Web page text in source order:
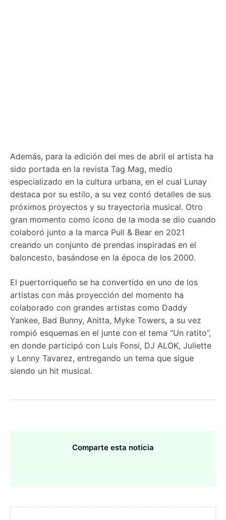
Además, para la edición del mes de abril el artista ha
sido portada en la revista Tag Mag, medio
especializado en la cultura urbana, en el cual Lunay
destaca por su estilo, a su vez contó detalles de sus
próximos proyectos y su trayectoria musical. Otro
gran momento como ícono de la moda se dio cuando
colaboró junto a la marca Pull & Bear en 2021
creando un conjunto de prendas inspiradas en el
baloncesto, basándose en la época de los 2000.
El puertorriqueño se ha convertido en uno de los
artistas con más proyección del momento ha
colaborado con grandes artistas como Daddy
Yankee, Bad Bunny, Anitta, Myke Towers, a su vez
rompió esquemas en el junte con el tema “Un ratito”,
en donde participó con Luis Fonsi, DJ ALOK, Juliette
y Lenny Tavarez, entregando un tema que sigue
siendo un hit musical.
Comparte esta noticia